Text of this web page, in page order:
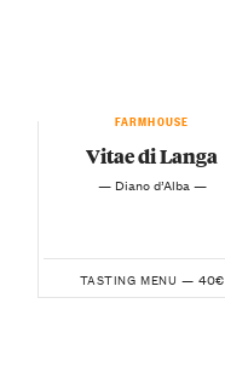
FARMHOUSE
Vitae di Langa
— Diano d’Alba —
TASTING MENU — 40€